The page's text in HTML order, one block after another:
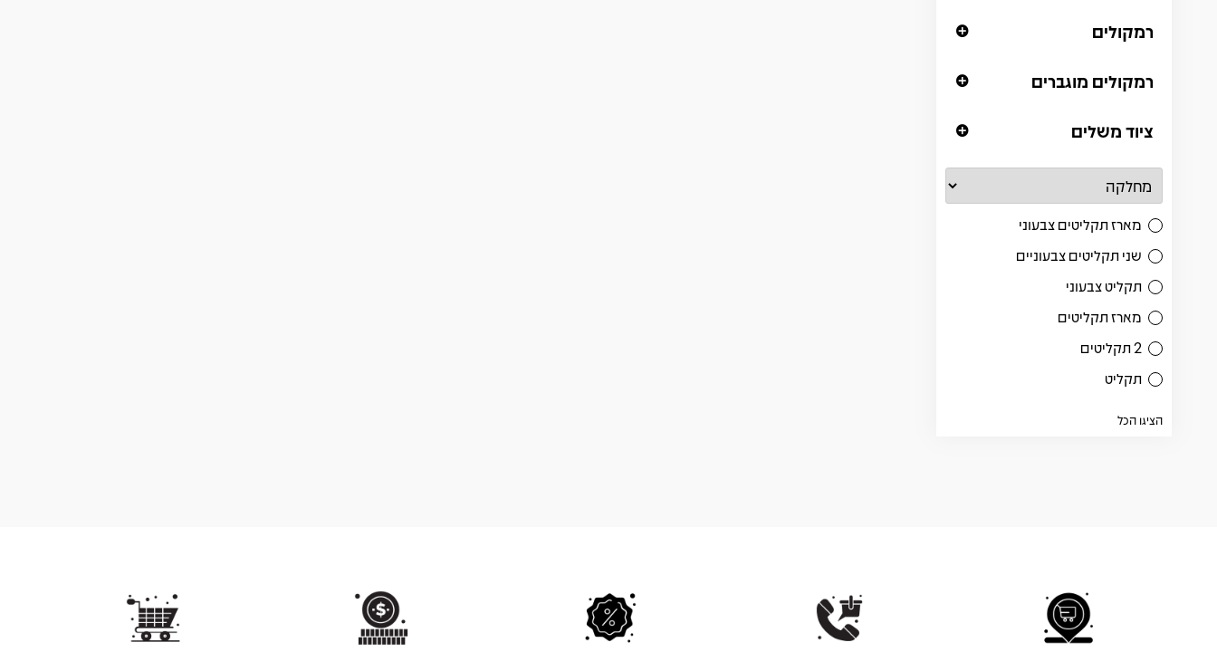
רמקולים
רמקולים מוגברים
ציוד משלים
מארז תקליטים צבעוני
שני תקליטים צבעוניים
תקליט צבעוני
מארז תקליטים
2 תקליטים
תקליט
הציגו הכל